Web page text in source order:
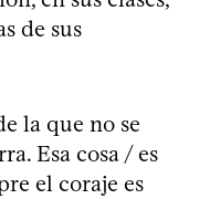
de sus
la que no se
Esa cosa / es
el coraje es